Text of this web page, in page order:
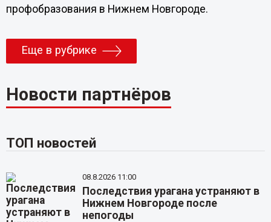
профобразования в Нижнем Новгороде.
Еще в рубрике
Новости партнёров
ТОП новостей
08.8.2026 11:00
Последствия урагана устраняют в
Нижнем Новгороде после
непогоды